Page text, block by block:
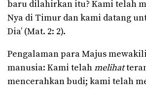
baru dilahirkan itu? Kami telah
Nya di Timur dan kami datang
Dia’ (Mat. 2: 2).
Pengalaman para Majus
manusia: Kami telahmelihat
mencerahkan budi; kami telah